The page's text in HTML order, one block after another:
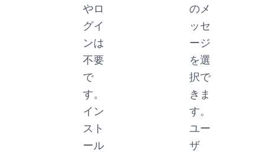
やロ
グイ
ンは
不要
で
す。
イン
スト
ール
のメ
ッセ
ージ
を選
択で
きま
す。
ユー
ザ